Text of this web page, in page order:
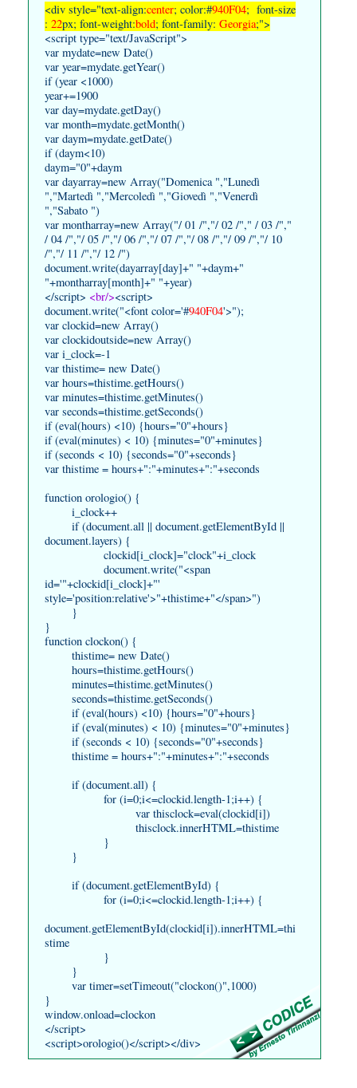
<div style="text-align:center; color:#940F04; font-size
: 22px; font-weight:bold; font-family: Georgia;">
<script type="text/JavaScript">
var mydate=new Date()
var year=mydate.getYear()
if (year <1000)
year+=1900
var day=mydate.getDay()
var month=mydate.getMonth()
var daym=mydate.getDate()
if (daym<10)
daym="0"+daym
var dayarray=new Array("Domenica ","Lunedì
","Martedì ","Mercoledì ","Giovedì ","Venerdì
","Sabato ")
var montharray=new Array("/ 01 /","/ 02 /"," / 03 /","
/ 04 /","/ 05 /","/ 06 /","/ 07 /","/ 08 /","/ 09 /","/ 10
/","/ 11 /","/ 12 /")
document.write(dayarray[day]+" "+daym+"
"+montharray[month]+" "+year)
</script> <br/><script>
document.write("<font color='#940F04'>");
var clockid=new Array()
var clockidoutside=new Array()
var i_clock=-1
var thistime= new Date()
var hours=thistime.getHours()
var minutes=thistime.getMinutes()
var seconds=thistime.getSeconds()
if (eval(hours) <10) {hours="0"+hours}
if (eval(minutes) < 10) {minutes="0"+minutes}
if (seconds < 10) {seconds="0"+seconds}
var thistime = hours+":"+minutes+":"+seconds
function orologio() {
i_clock++
if (document.all || document.getElementById ||
document.layers) {
clockid[i_clock]="clock"+i_clock
document.write("<span
id='"+clockid[i_clock]+"'
style='position:relative'>"+thistime+"</span>")
}
}
function clockon() {
thistime= new Date()
hours=thistime.getHours()
minutes=thistime.getMinutes()
seconds=thistime.getSeconds()
if (eval(hours) <10) {hours="0"+hours}
if (eval(minutes) < 10) {minutes="0"+minutes}
if (seconds < 10) {seconds="0"+seconds}
thistime = hours+":"+minutes+":"+seconds
if (document.all) {
for (i=0;i<=clockid.length-1;i++) {
var thisclock=eval(clockid[i])
thisclock.innerHTML=thistime
}
}
if (document.getElementById) {
for (i=0;i<=clockid.length-1;i++) {
document.getElementById(clockid[i]).innerHTML=thi
stime
}
}
var timer=setTimeout("clockon()",1000)
}
window.onload=clockon
</script>
<script>orologio()</script></div>